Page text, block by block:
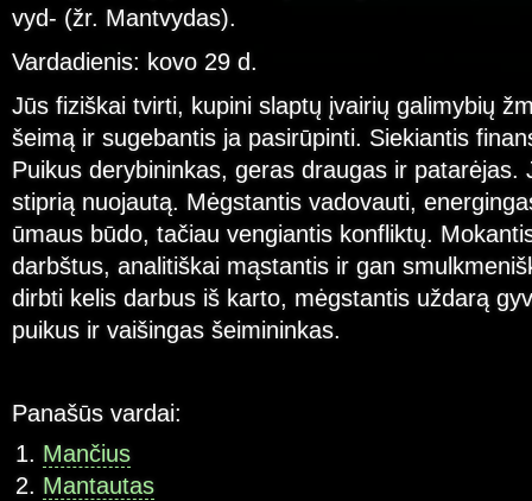
vyd- (žr. Mantvydas).
Vardadienis: kovo 29 d.
Jūs fiziškai tvirti, kupini slaptų įvairių galimybių
šeimą ir sugebantis ja pasirūpinti. Siekiantis
Puikus derybininkas, geras draugas ir patarėjas.
stiprią nuojautą. Mėgstantis vadovauti,
ūmaus būdo, tačiau vengiantis konfliktų.
darbštus, analitiškai mąstantis ir gan
dirbti kelis darbus iš karto, mėgstantis uždarą
puikus ir vaišingas šeimininkas.
Panašūs vardai:
Mančius
Mantautas